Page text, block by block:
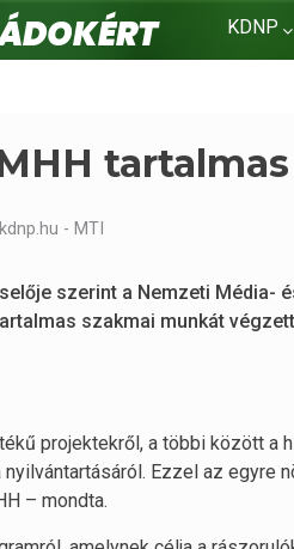
KDNP
kdnp.hu - MTI
szerint a Nemzeti Média-
szakmai munkát
projektekről, a többi között a
Ezzel az egyre
– mondta.